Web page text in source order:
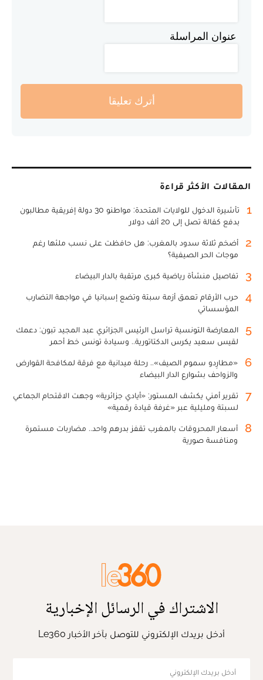
عنوان المراسلة
أترك تعليقا
المقالات الأكثر قراءة
1
تأشيرة الدخول للولايات المتحدة: مواطنو 30 دولة إفريقية مطالبون
بدفع كفالة تصل إلى 20 ألف دولار
2
أضخم ثلاثة سدود بالمغرب: هل حافظت على نسب ملئها رغم
موجات الحر الصيفية؟
3 تفاصيل منشأة رياضية كبرى مرتقبة بالدار البيضاء
4
حرب الأرقام تعمق أزمة سبتة وتضع إسبانيا في مواجهة التضارب
المؤسساتي
5
المعارضة التونسية تراسل الرئيس الجزائري عبد المجيد تبون: دعمك
لقيس سعيد يكرس الدكتاتورية.. وسيادة تونس خط أحمر
6
«مطارِدو سموم الصيف».. رحلة ميدانية مع فرقة لمكافحة القوارض
والزواحف بشوارع الدار البيضاء
7
تقرير أمني يكشف المستور: «أيادي جزائرية» وجهت الاقتحام الجماعي
لسبتة ومليلية عبر «غرفة قيادة رقمية»
8
أسعار المحروقات بالمغرب تقفز بدرهم واحد.. مضاربات مستمرة
ومنافسة صورية
الاشتراك في الرسائل الإخبارية
أدخل بريدك الإلكتروني للتوصل بآخر الأخبار Le360